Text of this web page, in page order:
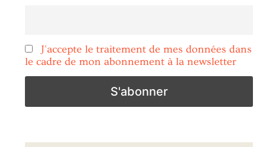
J'accepte le traitement de mes données dans
le cadre de mon abonnement à la newsletter